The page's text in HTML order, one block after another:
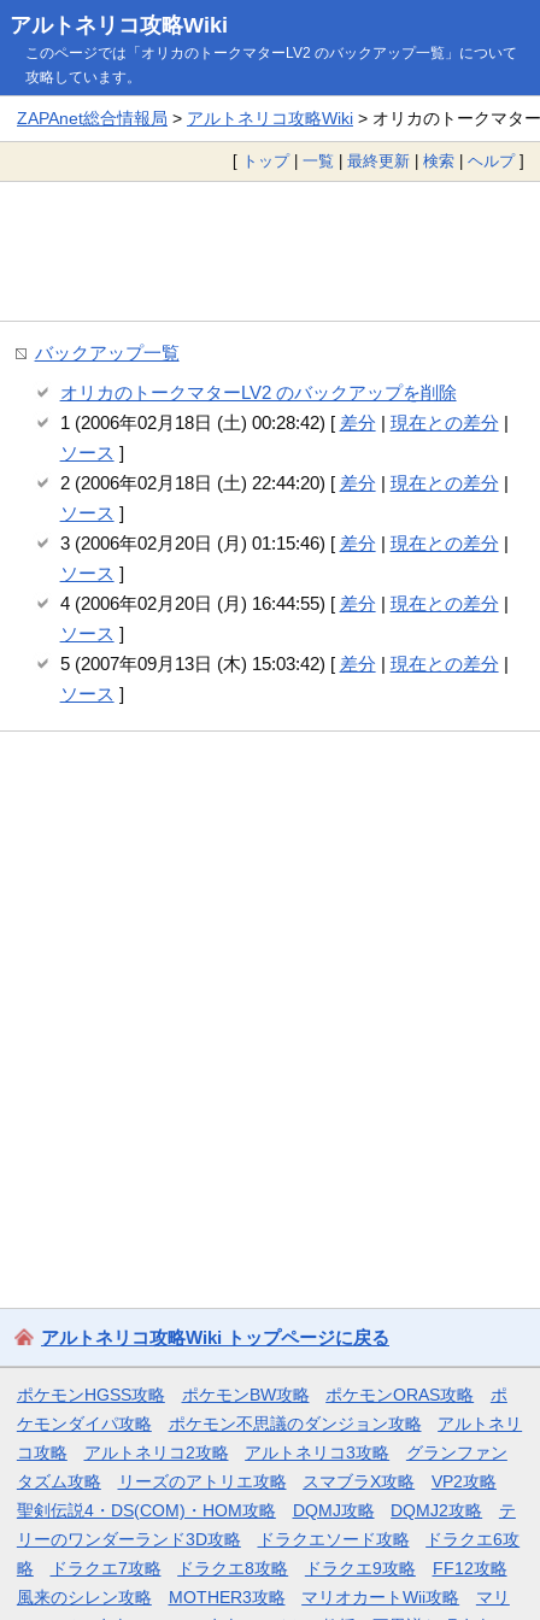
アルトネリコ攻略Wiki
このページでは「オリカのトークマターLV2 のバックアップ一覧」について
攻略しています。
ZAPAnet総合情報局 > アルトネリコ攻略Wiki> オリカのトークマタ
[ トップ| 一覧 | 最終更新 | 検索 | ヘルプ]
バックアップ一覧
オリカのトークマターLV2 のバックアップを削除
1 (2006年02月18日 (土) 00:28:42) [ 差分| 現在との差分|
ソース ]
2 (2006年02月18日 (土) 22:44:20) [ 差分| 現在との差分|
ソース ]
3 (2006年02月20日 (月) 01:15:46) [ 差分| 現在との差分|
ソース ]
4 (2006年02月20日 (月) 16:44:55) [ 差分| 現在との差分|
ソース ]
5 (2007年09月13日 (木) 15:03:42) [ 差分| 現在との差分|
ソース ]
アルトネリコ攻略Wiki トップページに戻る
ポケモンHGSS攻略 ポケモンBW攻略 ポケモンORAS攻略
ポ
ケモンダイパ攻略
ポケモン不思議のダンジョン攻略
アルトネリ
コ攻略
アルトネリコ2攻略 アルトネリコ3攻略
グランファン
タズム攻略
リーズのアトリエ攻略 スマブラX攻略
VP2攻略
聖剣伝説4・DS(COM)・HOM攻略
DQMJ攻略 DQMJ2攻略
テ
リーのワンダーランド3D攻略
ドラクエソード攻略
ドラクエ6攻
略
ドラクエ7攻略 ドラクエ8攻略 ドラクエ9攻略
FF12攻略
風来のシレン攻略
MOTHER3攻略 マリオカートWii攻略
マリ